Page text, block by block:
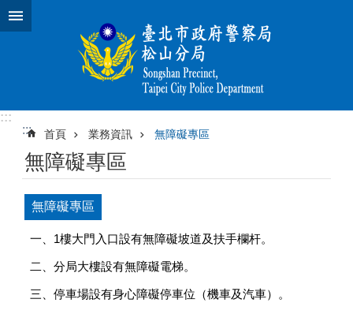
跳到主要內容區塊
:::
:::
首頁 業務資訊 無障礙專區
無障礙專區
無障礙專區
一、1樓大門入口設有無障礙坡道及扶手欄杆。
二、分局大樓設有無障礙電梯。
三、停車場設有身心障礙停車位（機車及汽車）。